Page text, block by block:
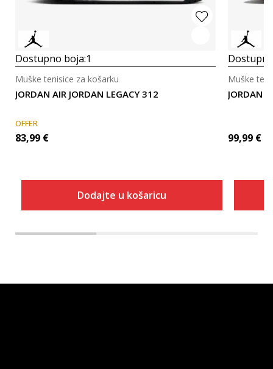
Dostupno boja:1
JORDAN AIR JORDAN LEGACY 312
Muške tenisice za košarku
OFFER
83,99 €
Dodajte u košaricu
JORDAN
Muške
99,99 €